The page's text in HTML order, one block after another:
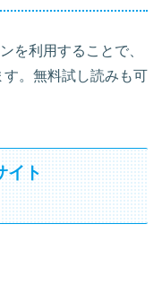
を利用することで、
。無料試し読みも可
イト